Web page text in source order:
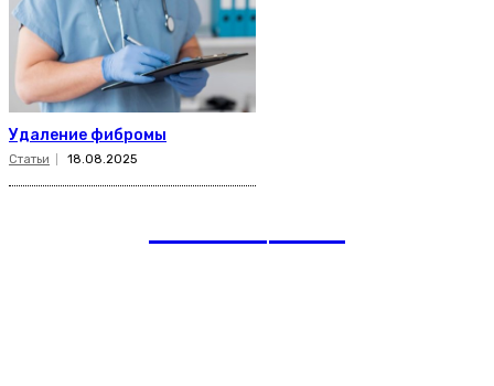
Удаление фибромы
Статьи 18.08.2025